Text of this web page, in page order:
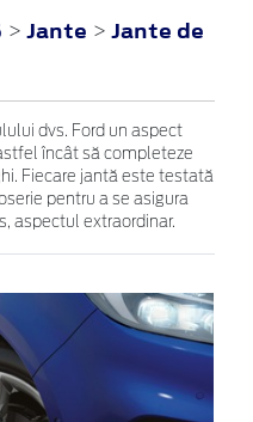
> Jante > Jante de
dvs. Ford un aspect
încât să completeze
Fiecare jantă este testată
pentru a se asigura
aspectul extraordinar.